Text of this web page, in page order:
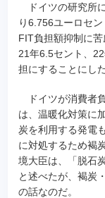
ドイツの研究所
り6.756ユーロセ
FIT負担額抑制に
21年6.5セント、
担にすることにした
ドイツが消費者
は、温暖化対策に
炭を利用する発電
に対処するため褐
境大臣は、「脱石
と述べたが、褐炭
の話なのだ。